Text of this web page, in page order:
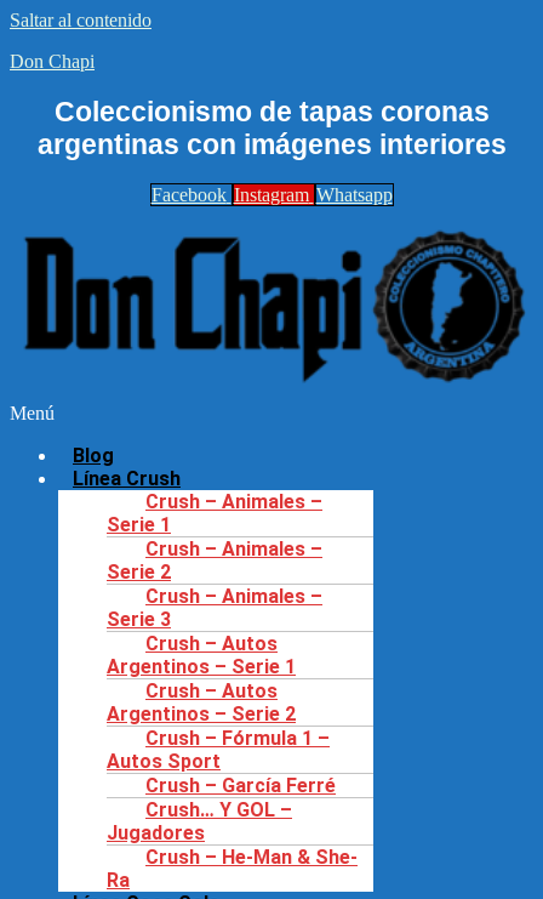
Saltar al contenido
Don Chapi
Coleccionismo de tapas coronas
argentinas con imágenes interiores
Facebook Instagram Whatsapp
Menú
Blog
Línea Crush
Crush – Animales –
Serie 1
Crush – Animales –
Serie 2
Crush – Animales –
Serie 3
Crush – Autos
Argentinos – Serie 1
Crush – Autos
Argentinos – Serie 2
Crush – Fórmula 1 –
Autos Sport
Crush – García Ferré
Crush… Y GOL –
Jugadores
Crush – He-Man & She-
Ra